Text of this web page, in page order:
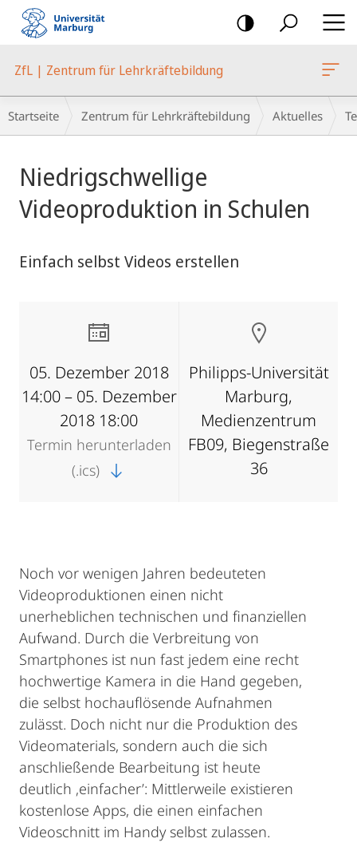
Mobile-
Navigation
ZfL | Zentrum für Lehrkräftebildung
Breadcrumb-
Navigation
Startseite Zentrum für Lehrkräftebildung Aktuelles
Niedrigschwellige
Videoproduktion in Schulen
Einfach selbst Videos erstellen
05. Dezember 2018
14:00 – 05. Dezember
2018 18:00
Termin herunterladen
(.ics)
Philipps-Universität
Marburg,
Medienzentrum
FB09, Biegenstraße
36
Noch vor wenigen Jahren bedeuteten
Videoproduktionen einen nicht
unerheblichen technischen und finanziellen
Aufwand. Durch die Verbreitung von
Smartphones ist nun fast jedem eine recht
hochwertige Kamera in die Hand gegeben,
die selbst hochauflösende Aufnahmen
zulässt. Doch nicht nur die Produktion des
Videomaterials, sondern auch die sich
anschließende Bearbeitung ist heute
deutlich ‚einfacher’: Mittlerweile existieren
kostenlose Apps, die einen einfachen
Videoschnitt im Handy selbst zulassen.